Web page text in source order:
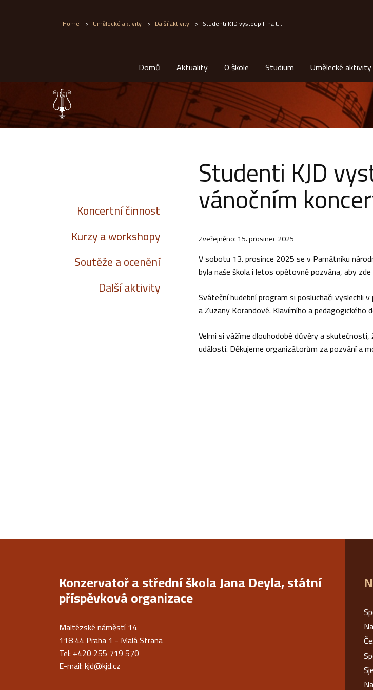
Home > Umělecké aktivity > Další aktivity > Studenti KJD vystoupili na t...
Domů Aktuality O škole Studium Umělecké aktivity
Koncertní činnost
Kurzy a workshopy
Soutěže a ocenění
Další aktivity
Studenti KJD
vánočním
Zveřejněno: 15. prosinec 2025
V sobotu 13. prosince 2025 se v Památníku
byla naše škola i letos opětovně pozvána, aby
Sváteční hudební program si posluchači vyslechli
a Zuzany Korandové. Klavírního a pedagogického
Velmi si vážíme dlouhodobé důvěry a
události. Děkujeme organizátorům za pozvání a
Konzervatoř a střední škola Jana Deyla, státní
příspěvková organizace
Maltézské náměstí 14
118 44 Praha 1 - Malá Strana
Tel: +420 255 719 570
E-mail:kjd@kjd.cz